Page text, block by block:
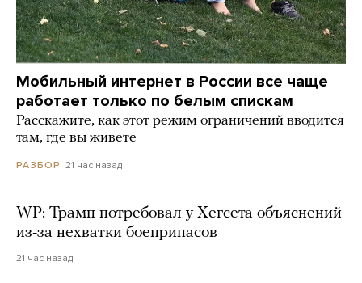
Мобильный интернет в России все чаще
работает только по белым спискам
Расскажите, как этот режим ограничений вводится
там, где вы живете
РАЗБОР 21 час назад
WP: Трамп потребовал у Хегсета объяснений
из-за нехватки боеприпасов
21 час назад